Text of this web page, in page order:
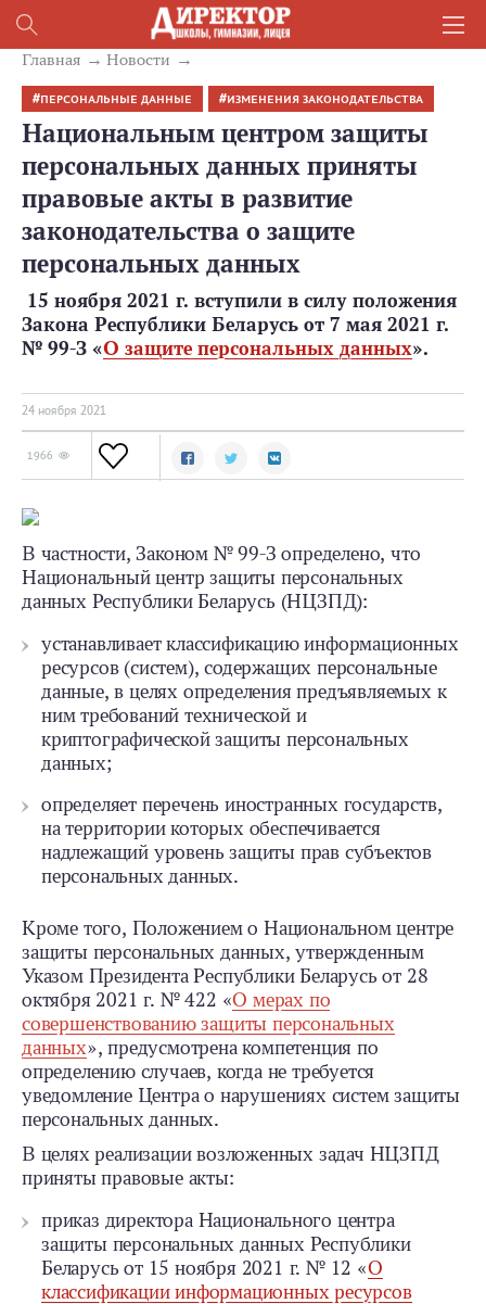
Главная Новости
ПЕРСОНАЛЬНЫЕ ДАННЫЕ ИЗМЕНЕНИЯ ЗАКОНОДАТЕЛЬСТВА
Национальным центром защиты
персональных данных приняты
правовые акты в развитие
законодательства о защите
персональных данных
15 ноября 2021 г. вступили в силу положения
Закона Республики Беларусь от 7 мая 2021 г.
№ 99-З «О защите персональных данных».
24 ноября 2021
1966
В частности, Законом № 99-З определено, что
Национальный центр защиты персональных
данных Республики Беларусь (НЦЗПД):
устанавливает классификацию информационных
ресурсов (систем), содержащих персональные
данные, в целях определения предъявляемых к
ним требований технической и
криптографической защиты персональных
данных;
определяет перечень иностранных государств,
на территории которых обеспечивается
надлежащий уровень защиты прав субъектов
персональных данных.
Кроме того, Положением о Национальном центре
защиты персональных данных, утвержденным
Указом Президента Республики Беларусь от 28
октября 2021 г. № 422 «О мерах по
совершенствованию защиты персональных
данных», предусмотрена компетенция по
определению случаев, когда не требуется
уведомление Центра о нарушениях систем защиты
персональных данных.
В целях реализации возложенных задач НЦЗПД
приняты правовые акты:
приказ директора Национального центра
защиты персональных данных Республики
Беларусь от 15 ноября 2021 г. № 12 «О
классификации информационных ресурсов